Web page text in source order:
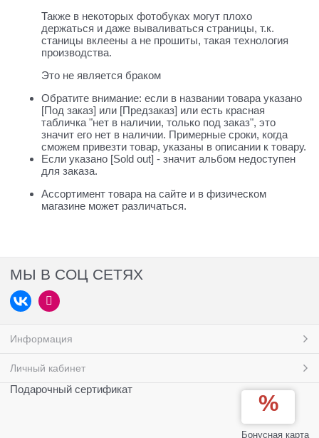
Также в некоторых фотобуках могут плохо
держаться и даже вываливаться страницы, т.к.
станицы вклеены а не прошиты, такая технология
производства.
Это не является браком
Обратите внимание: если в названии товара указано
[Под заказ] или [Предзаказ] или есть красная
табличка "нет в наличии, только под заказ", это
значит его нет в наличии. Примерные сроки, когда
сможем привезти товар, указаны в описании к товару.
Если указано [Sold out] - значит альбом недоступен
для заказа.
Ассортимент товара на сайте и в физическом
магазине может различаться.
МЫ В СОЦ СЕТЯХ
Информация
Личный кабинет
Подарочный сертификат
Бонусная карта